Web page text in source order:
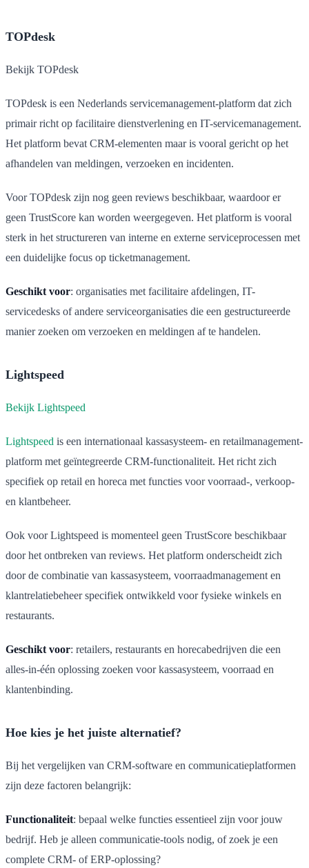
TOPdesk
Bekijk TOPdesk
TOPdesk is een Nederlands servicemanagement-platform dat zich
primair richt op facilitaire dienstverlening en IT-servicemanagement.
Het platform bevat CRM-elementen maar is vooral gericht op het
afhandelen van meldingen, verzoeken en incidenten.
Voor TOPdesk zijn nog geen reviews beschikbaar, waardoor er
geen TrustScore kan worden weergegeven. Het platform is vooral
sterk in het structureren van interne en externe serviceprocessen met
een duidelijke focus op ticketmanagement.
Geschikt voor: organisaties met facilitaire afdelingen, IT-
servicedesks of andere serviceorganisaties die een gestructureerde
manier zoeken om verzoeken en meldingen af te handelen.
Lightspeed
Bekijk Lightspeed
Lightspeed is een internationaal kassasysteem- en retailmanagement-
platform met geïntegreerde CRM-functionaliteit. Het richt zich
specifiek op retail en horeca met functies voor voorraad-, verkoop-
en klantbeheer.
Ook voor Lightspeed is momenteel geen TrustScore beschikbaar
door het ontbreken van reviews. Het platform onderscheidt zich
door de combinatie van kassasysteem, voorraadmanagement en
klantrelatiebeheer specifiek ontwikkeld voor fysieke winkels en
restaurants.
Geschikt voor: retailers, restaurants en horecabedrijven die een
alles-in-één oplossing zoeken voor kassasysteem, voorraad en
klantenbinding.
Hoe kies je het juiste alternatief?
Bij het vergelijken van CRM-software en communicatieplatformen
zijn deze factoren belangrijk:
Functionaliteit: bepaal welke functies essentieel zijn voor jouw
bedrijf. Heb je alleen communicatie-tools nodig, of zoek je een
complete CRM- of ERP-oplossing?